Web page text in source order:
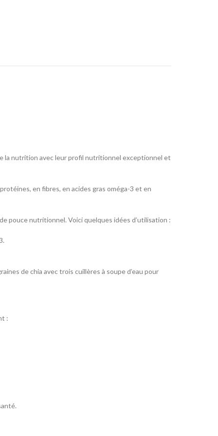
la nutrition avec leur profil nutritionnel exceptionnel et
en fibres, en acides gras oméga-3 et en
pouce nutritionnel. Voici quelques idées d’utilisation :
de chia avec trois cuillères à soupe d’eau pour
: